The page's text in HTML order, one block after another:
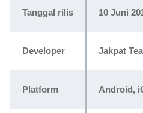
Tanggal rilis 10 Juni
Developer Jakpat
Platform Android,